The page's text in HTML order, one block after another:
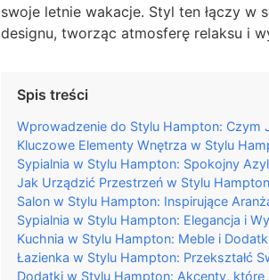
swoje letnie wakacje. Styl ten łączy w
designu, tworząc atmosferę relaksu i
Spis treści
Wprowadzenie do Stylu Hampton: Czym
Kluczowe Elementy Wnętrza w Stylu
Sypialnia w Stylu Hampton: Spokojny Azyl
Jak Urządzić Przestrzeń w Stylu
Salon w Stylu Hampton: Inspirujące
Sypialnia w Stylu Hampton: Elegancja i
Kuchnia w Stylu Hampton: Meble i
Łazienka w Stylu Hampton: Przekształć
Dodatki w Stylu Hampton: Akcenty, które